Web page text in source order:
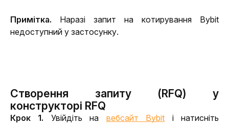
Примітка. Наразі запит на котирування Bybit
недоступний у застосунку.
Створення запиту (RFQ) у
конструкторі RFQ
Крок 1. Увійдіть на вебсайт Bybit і натисніть